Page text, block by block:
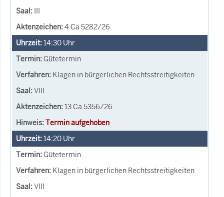
III
4 Ca 5282/26
14:30 Uhr
Gütetermin
Klagen in bürgerlichen Rechtsstreitigkeiten
VIII
13 Ca 5356/26
Termin aufgehoben
14:20 Uhr
Gütetermin
Klagen in bürgerlichen Rechtsstreitigkeiten
VIII